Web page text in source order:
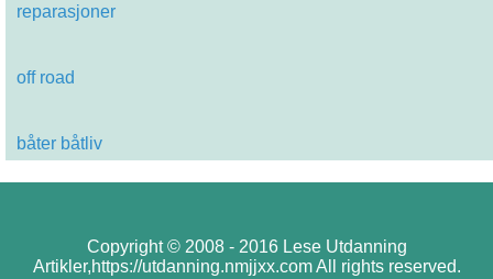
reparasjoner
off road
båter båtliv
Copyright © 2008 - 2016 Lese Utdanning
Artikler,https://utdanning.nmjjxx.com All rights reserved.